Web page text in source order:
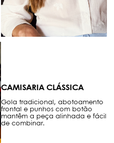
CAMISARIA CLÁSSICA
Gola tradicional, abotoamento
frontal e punhos com botão
mantêm a peça alinhada e fácil
de combinar.